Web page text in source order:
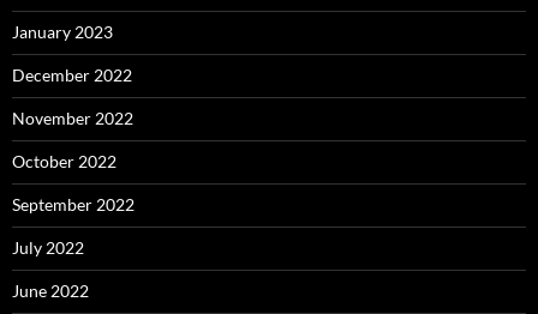
January 2023
December 2022
November 2022
October 2022
September 2022
July 2022
June 2022